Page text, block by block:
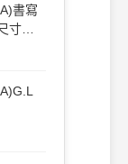
書寫
寸界